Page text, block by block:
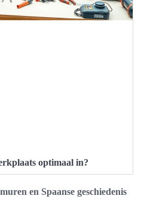
optimaal in?
en Spaanse geschiedenis